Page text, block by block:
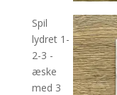
Spil
lydret 1-
2-3 -
æske
med 3